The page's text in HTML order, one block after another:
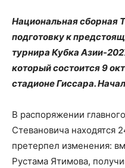
Национальная сборная
подготовку к
турнира Кубка Азии-
который состоится 9
стадионе Гиссара.
В распоряжении
Стевановича находятся
претерпел изменения:
Рустама Ятимова,